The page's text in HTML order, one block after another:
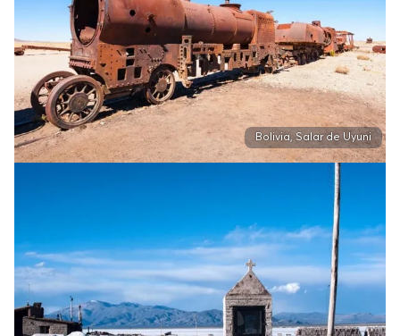
Bolivia, Salar de Uyuni